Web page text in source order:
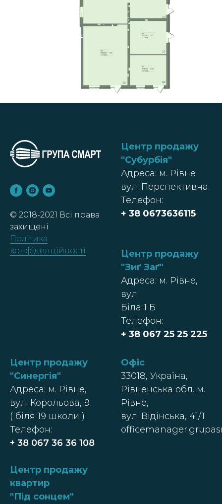
© 2018-2021 Всі права
захищені
Політика
конфіденційності
Центр продажу
"Субурбія"
Адреса: м. Рівне
вул. Перспективна
Телефон:
+ 38 0673636115
Центр продажу
"Зиґ Заґ"
Адреса: м. Рівне,
вул.
Біла 1 Б
Телефон:
+ 38 067 25 25 225
Центр продажу
"Синергія"
Адреса: м. Рівне,
вул. Корольова, 9
( біля 19 школи )
Телефон:
+ 38 067 36 36 108
Центр продажу
квартир
"Під сонцем"
Офіс
33018, Україна,
Рівненська обл. м.
Рівне,
вул. Відінська, 41/1